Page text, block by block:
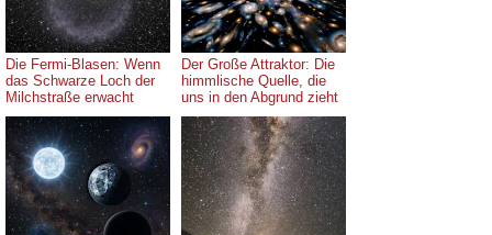
Die Fermi-Blasen: Wenn
das Schwarze Loch der
Milchstraße erwacht
Der Große Attraktor: Die
himmlische Quelle, die
uns in den Abgrund zieht